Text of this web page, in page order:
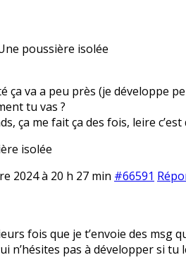
poussière isolée
ça va a peu près (je développe
tu vas ?
ça me fait ça des fois, leire
isolée
2024 à 20 h 27 min #66591
fois que je t’envoie des msg
n’hésites pas à développer si tu